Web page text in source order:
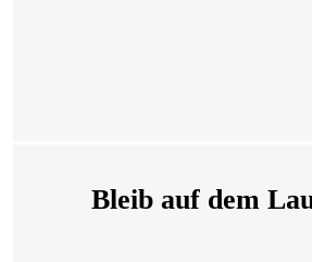
Bleib auf dem